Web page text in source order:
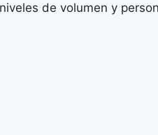
de volumen y